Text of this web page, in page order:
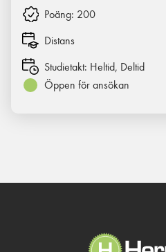
Poäng: 200
Distans
Studietakt: Heltid, Deltid
Öppen för ansökan